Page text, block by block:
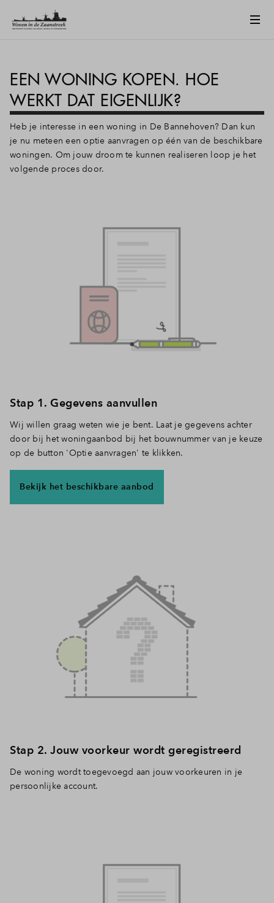
EEN WONING KOPEN. HOE
WERKT DAT EIGENLIJK?
Heb je interesse in een woning in De Bannehoven? Dan kun
je nu meteen een optie aanvragen op één van de beschikbare
woningen. Om jouw droom te kunnen realiseren loop je het
volgende proces door.
Stap 1. Gegevens aanvullen
Wij willen graag weten wie je bent. Laat je gegevens achter
door bij het woningaanbod bij het bouwnummer van je keuze
op de button 'Optie aanvragen' te klikken.
Bekijk het beschikbare aanbod
Stap 2. Jouw voorkeur wordt geregistreerd
De woning wordt toegevoegd aan jouw voorkeuren in je
persoonlijke account.